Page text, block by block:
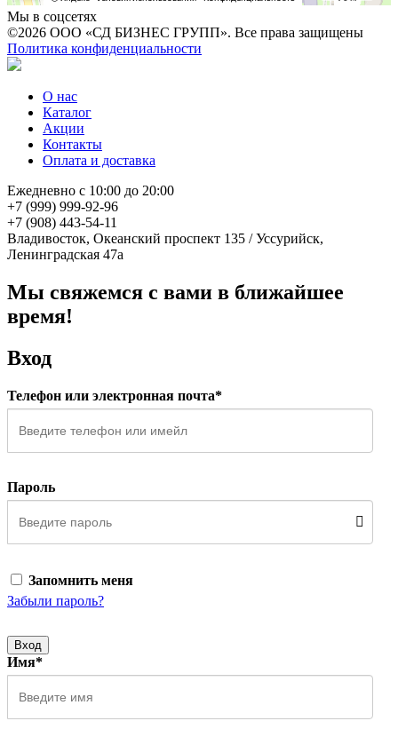
Мы в соцсетях
©2026 ООО «СД БИЗНЕС ГРУПП». Все права защищены
Политика конфиденциальности
О нас
Каталог
Акции
Контакты
Оплата и доставка
Ежедневно с 10:00 до 20:00
+7 (999) 999-92-96
+7 (908) 443-54-11
Владивосток, Океанский проспект 135 / Уссурийск,
Ленинградская 47а
Мы свяжемся с вами в ближайшее
время!
Вход
Телефон или электронная почта*
Пароль
Запомнить меня
Забыли пароль?
Вход
Имя*